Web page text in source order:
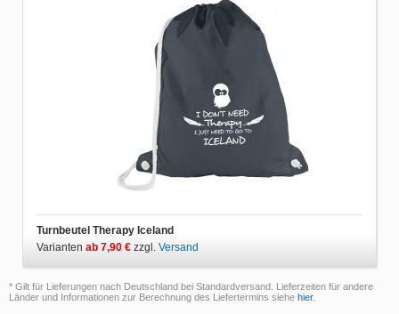
Turnbeutel Therapy Iceland
Varianten ab 7,90 € zzgl. Versand
* Gilt für Lieferungen nach Deutschland bei Standardversand. Lieferzeiten für andere
Länder und Informationen zur Berechnung des Liefertermins siehe hier.